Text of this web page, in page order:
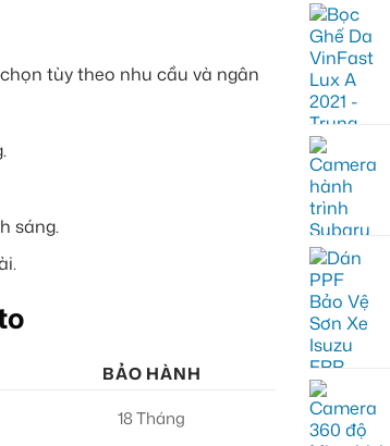
tùy theo nhu cầu và ngân
sáng.
BẢO HÀNH
18 Tháng